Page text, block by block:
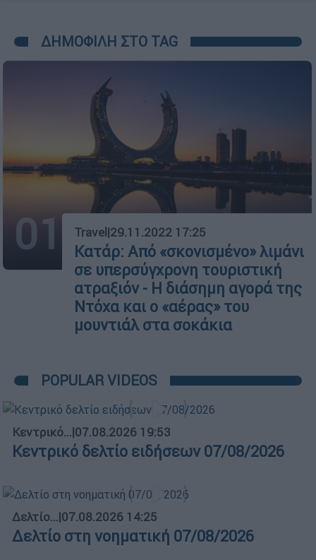
ΔΗΜΟΦΙΛΗ ΣΤΟ TAG
01 Travel |29.11.2022 17:25
Κατάρ: Από «σκονισμένο» λιμάνι
σε υπερσύγχρονη τουριστική
ατραξιόν - Η διάσημη αγορά της
Ντόχα και ο «αέρας» του
μουντιάλ στα σοκάκια
POPULAR VIDEOS
Κεντρικό...|07.08.2026 19:53
Κεντρικό δελτίο ειδήσεων 07/08/2026
Δελτίο...|07.08.2026 14:25
Δελτίο στη νοηματική 07/08/2026